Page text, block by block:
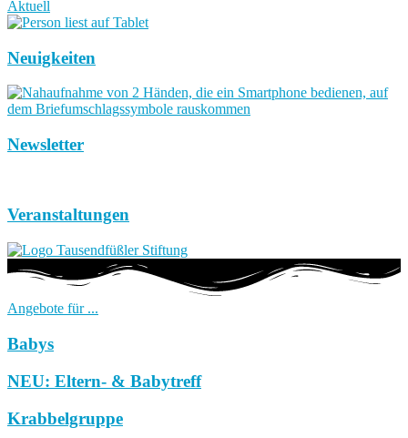
Aktuell
Neuigkeiten
Newsletter
Veranstaltungen
Angebote für ...
Babys
NEU: Eltern- & Babytreff
Krabbelgruppe